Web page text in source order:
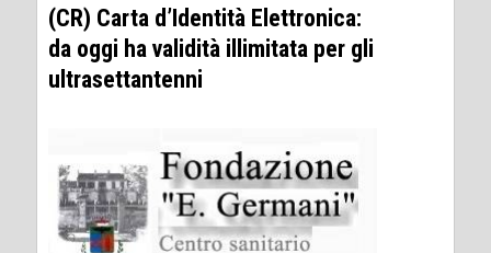
(CR) Carta d’Identità Elettronica:
da oggi ha validità illimitata per gli
ultrasettantenni